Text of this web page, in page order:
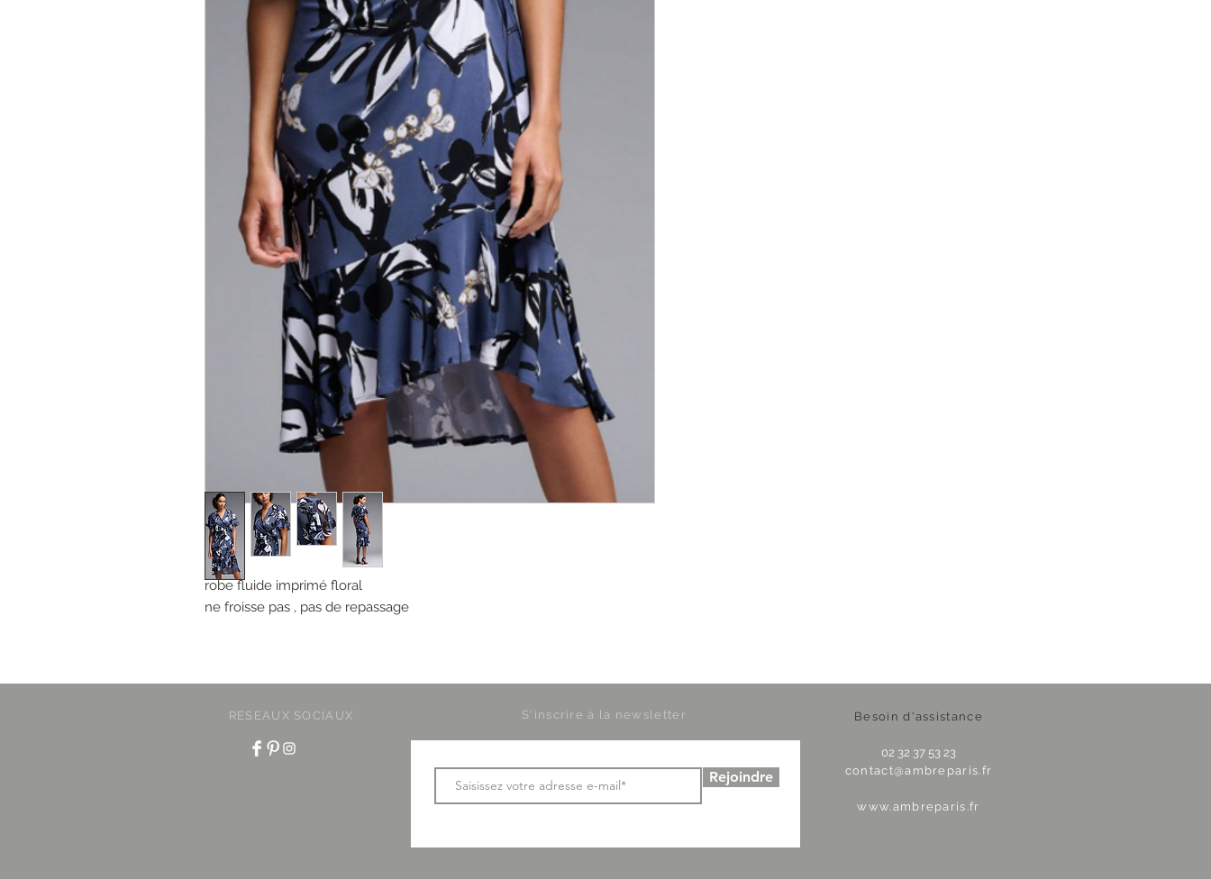
robe fluide imprimé floral
ne froisse pas , pas de repassage
RESEAUX SOCIAUX S'inscrire à la newsletter
Rejoindre
Besoin d'assistance
02 32 37 53 23
contact@ambreparis.fr
www.ambreparis.fr